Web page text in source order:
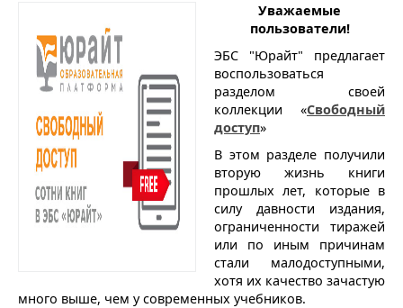
Уважаемые
пользователи!
ЭБС "Юрайт" предлагает
воспользоваться
разделом своей
коллекции «Свободный
доступ»
В этом разделе получили
вторую жизнь книги
прошлых лет, которые в
силу давности издания,
ограниченности тиражей
или по иным причинам
стали малодоступными,
хотя их качество зачастую
много выше, чем у современных учебников.